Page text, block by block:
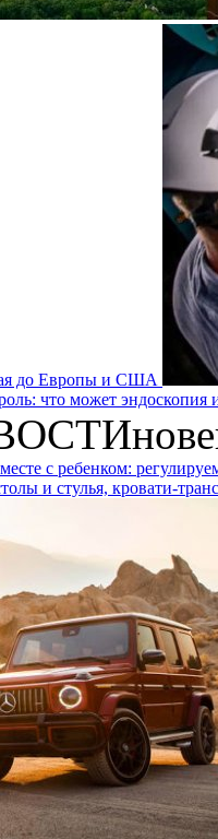
до Европы и США
что может эндоскопия
и стулья, кровати-